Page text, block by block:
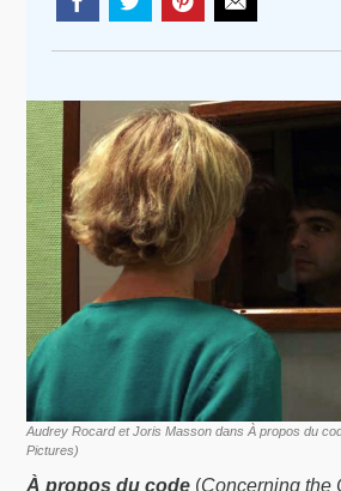
Audrey Rocard et Joris Masson dans À propos du
Pictures)
À propos du code (Concerning the